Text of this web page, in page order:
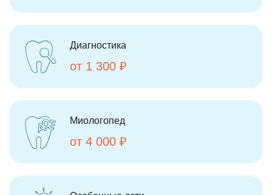
Диагностика
от 1 300 ₽
Миологопед
от 4 000 ₽